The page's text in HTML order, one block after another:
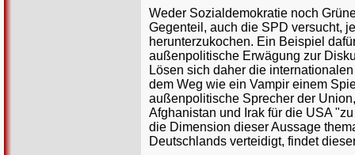
Weder Sozialdemokratie noch
Gegenteil, auch die SPD versucht,
herunterzukochen. Ein Beispiel
außenpolitische Erwägung zur
Lösen sich daher die
dem Weg wie ein Vampir einem
außenpolitische Sprecher der
Afghanistan und Irak für die USA
die Dimension dieser Aussage
Deutschlands verteidigt, findet